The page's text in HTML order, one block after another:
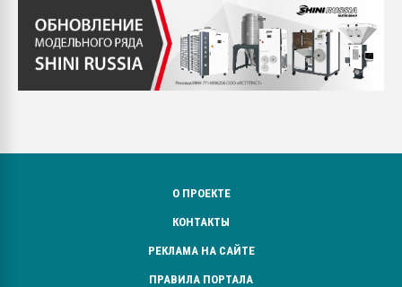
О ПРОЕКТЕ
КОНТАКТЫ
РЕКЛАМА НА САЙТЕ
ПРАВИЛА ПОРТАЛА